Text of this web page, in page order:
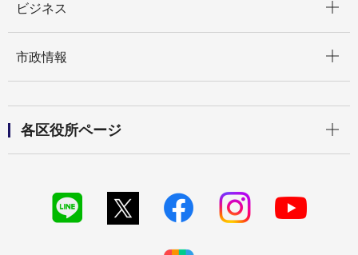
ビジネス
市政情報
各区役所ページ